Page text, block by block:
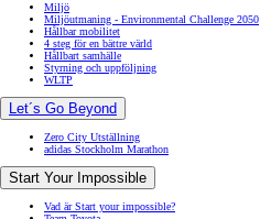
Miljö
Miljöutmaning - Environmental Challenge 2050
Hållbar mobilitet
4 steg för en bättre värld
Hållbart samhälle
Styrning och uppföljning
WLTP
Let´s Go Beyond
Zero City Utställning
adidas Stockholm Marathon
Start Your Impossible
Vad är Start your impossible?